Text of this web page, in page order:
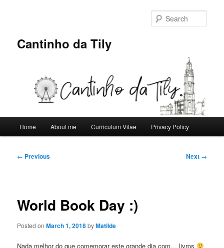
Cantinho da Tily
Home About me Curriculum Vitae Privacy Policy
Post
← Previous Next →
World Book Day :)
Posted onMarch 1, 2018byMatilde
Nada melhor do que comemorar este grande dia com… livros